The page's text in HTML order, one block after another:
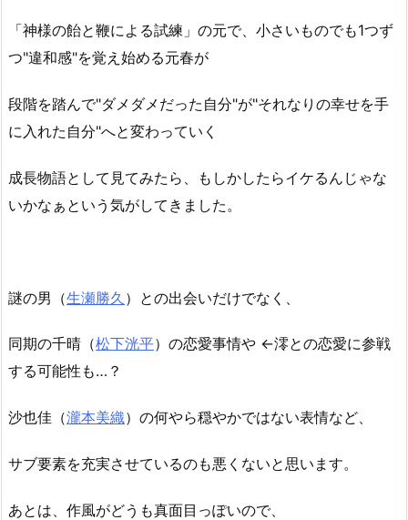
「神様の飴と鞭による試練」の元で、小さいものでも1つず
つ"違和感"を覚え始める元春が
段階を踏んで"ダメダメだった自分"が"それなりの幸せを手
に入れた自分"へと変わっていく
成長物語として見てみたら、もしかしたらイケるんじゃな
いかなぁという気がしてきました。
謎の男（生瀬勝久 ）との出会いだけでなく、
同期の千晴（松下洸平）の恋愛事情や ←澪との恋愛に参戦
する可能性も…？
沙也佳（瀧本美織）の何やら穏やかではない表情など、
サブ要素を充実させているのも悪くないと思います。
あとは、作風がどうも真面目っぽいので、